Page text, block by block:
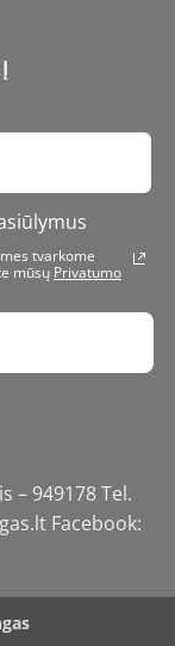
tvarkome
mūsų Privatumo
– 949178 Tel.
Facebook: